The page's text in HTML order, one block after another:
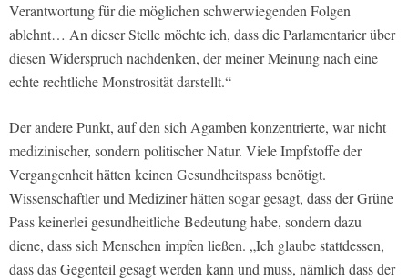
Verantwortung für die möglichen schwerwiegenden Folgen
ablehnt… An dieser Stelle möchte ich, dass die Parlamentarier über
diesen Widerspruch nachdenken, der meiner Meinung nach eine
echte rechtliche Monstrosität darstellt.“
Der andere Punkt, auf den sich Agamben konzentrierte, war nicht
medizinischer, sondern politischer Natur. Viele Impfstoffe der
Vergangenheit hätten keinen Gesundheitspass benötigt.
Wissenschaftler und Mediziner hätten sogar gesagt, dass der Grüne
Pass keinerlei gesundheitliche Bedeutung habe, sondern dazu
diene, dass sich Menschen impfen ließen. „Ich glaube stattdessen,
dass das Gegenteil gesagt werden kann und muss, nämlich dass der